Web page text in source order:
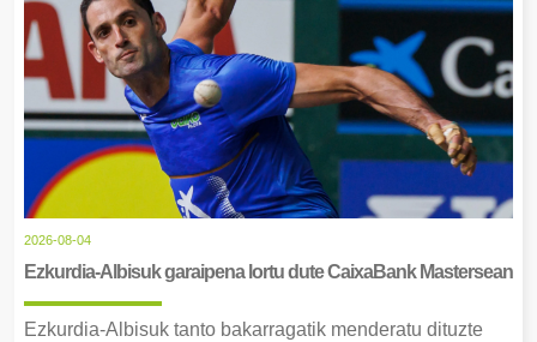
2026-08-04
Ezkurdia-Albisuk garaipena lortu dute CaixaBank Mastersean
Ezkurdia-Albisuk tanto bakarragatik menderatu dituzte